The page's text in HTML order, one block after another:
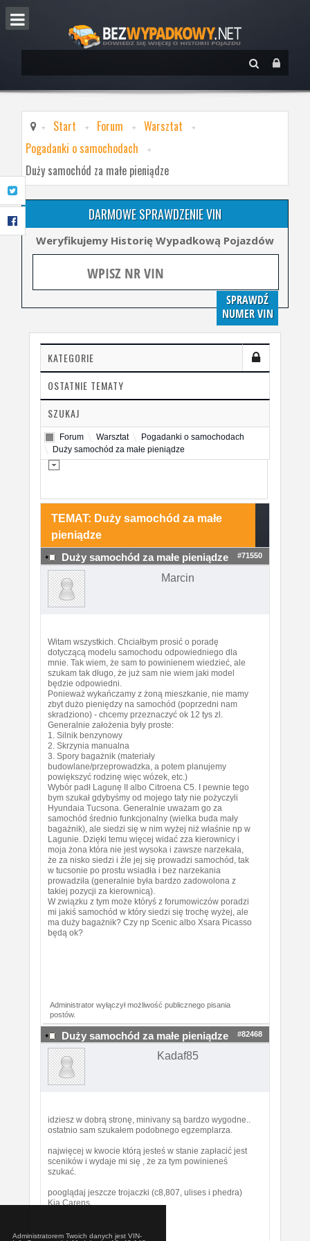
Administratorem Twoich danych jest VIN-
Start Forum
Warsztat
Pogadanki o samochodach
Duży samochód za małe pieniądze
DARMOWE SPRAWDZENIE VIN
Weryfikujemy Historię Wypadkową Pojazdów
SPRAWDŹ
NUMER VIN
KATEGORIE
OSTATNIE TEMATY
SZUKAJ
Forum Warsztat
Pogadanki o samochodach
Duży samochód za małe pieniądze
TEMAT: Duży samochód za małe
pieniądze
Duży samochód za małe pieniądze #71550
Marcin
Witam wszystkich. Chciałbym prosić o poradę
dotyczącą modelu samochodu odpowiedniego dla
mnie. Tak wiem, że sam to powinienem wiedzieć, ale
szukam tak długo, że już sam nie wiem jaki model
będzie odpowiedni.
Ponieważ wykańczamy z żoną mieszkanie, nie mamy
zbyt dużo pieniędzy na samochód (poprzedni nam
skradziono) - chcemy przeznaczyć ok 12 tys zl.
Generalnie założenia były proste:
1. Silnik benzynowy
2. Skrzynia manualna
3. Spory bagażnik (materiały
budowlane/przeprowadzka, a potem planujemy
powiększyć rodzinę więc wózek, etc.)
Wybór padł Lagunę II albo Citroena C5. I pewnie tego
bym szukał gdybyśmy od mojego taty nie pożyczyli
Hyundaia Tucsona. Generalnie uważam go za
samochód średnio funkcjonalny (wielka buda mały
bagażnik), ale siedzi się w nim wyżej niż właśnie np w
Lagunie. Dzięki temu więcej widać zza kierownicy i
moja żona która nie jest wysoka i zawsze narzekała,
że za nisko siedzi i źle jej się prowadzi samochód, tak
w tucsonie po prostu wsiadła i bez narzekania
prowadziła (generalnie była bardzo zadowolona z
takiej pozycji za kierownicą).
W związku z tym może któryś z forumowiczów poradzi
mi jakiś samochód w który siedzi się trochę wyżej, ale
ma duży bagażnik? Czy np Scenic albo Xsara Picasso
będą ok?
Administrator wyłączył możliwość publicznego pisania
postów.
Duży samochód za małe pieniądze #82468
Kadaf85
idziesz w dobrą stronę, minivany są bardzo wygodne..
ostatnio sam szukałem podobnego egzemplarza.
najwięcej w kwocie którą jesteś w stanie zapłacić jest
sceników i wydaje mi się , że za tym powinieneś
szukać.
pooglądaj jeszcze trojaczki (c8,807, ulises i phedra)
Kia Carens,